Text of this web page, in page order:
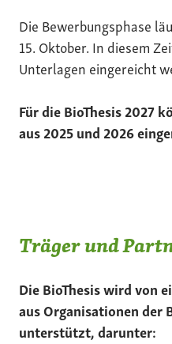
Die Bewerbungsphase
15. Oktober. In diesem
Unterlagen eingereicht
Für die BioThesis 2027
aus 2025 und 2026
Träger und
Die BioThesis wird von
aus Organisationen der
unterstützt, darunter: